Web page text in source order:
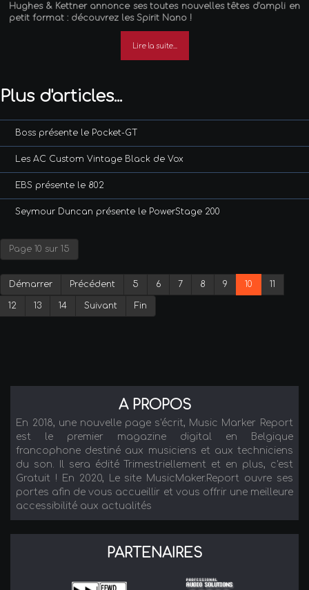
Hughes & Kettner annonce ses toutes nouvelles têtes d'ampli en
petit format : découvrez les Spirit Nano !
Lire la suite...
Plus d'articles...
Boss présente le Pocket-GT
Les AC Custom Vintage Black de Vox
EBS présente le 802
Seymour Duncan présente le PowerStage 200
Page 10 sur 15
Démarrer Précédent 5 6 7 8 9 10 11
12 13 14 Suivant Fin
A PROPOS
En 2018, une nouvelle page s'écrit, Music Marker Report
est le premier magazine digital en Belgique
francophone destiné aux musiciens et aux techniciens
du son. Il sera édité Trimestriellement et en plus, c'est
Gratuit ! En 2020, Le site MusicMaker.Report ouvre ses
portes afin de vous accueillir et vous offrir une meilleure
accessibilité aux actualités
PARTENAIRES